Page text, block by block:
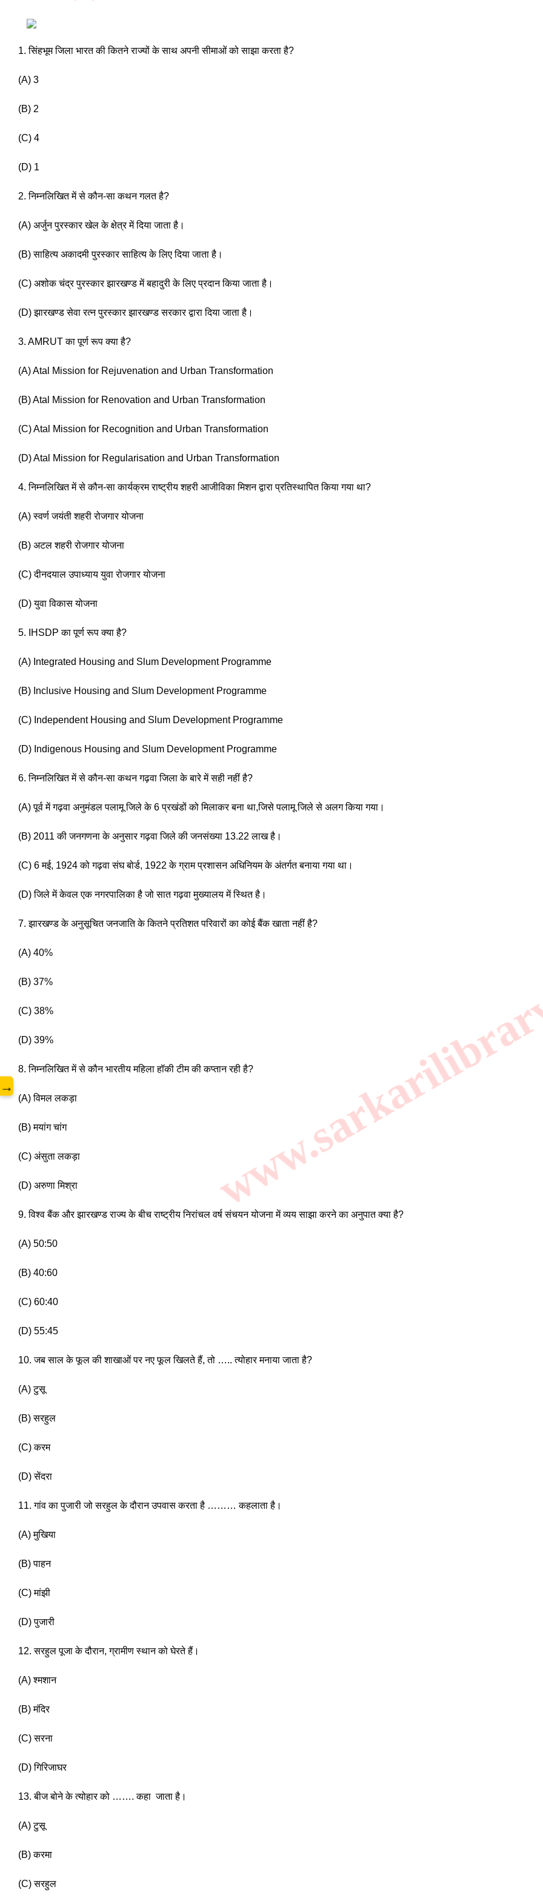
1. सिंहभूम जिला भारत की कितने राज्यों के साथ अपनी सीमाओं को साझा करता है?
(A) 3
(B) 2
(C) 4
(D) 1
2. निम्नलिखित में से कौन-सा कथन गलत है?
(A) अर्जुन पुरस्कार खेल के क्षेत्र में दिया जाता है।
(B) साहित्य अकादमी पुरस्कार साहित्य के लिए दिया जाता है।
(C) अशोक चंद्र पुरस्कार झारखण्ड में बहादुरी के लिए प्रदान किया जाता है।
(D) झारखण्ड सेवा रत्न पुरस्कार झारखण्ड सरकार द्वारा दिया जाता है।
3. AMRUT का पूर्ण रूप क्या है?
(A) Atal Mission for Rejuvenation and Urban Transformation
(B) Atal Mission for Renovation and Urban Transformation
(C) Atal Mission for Recognition and Urban Transformation
(D) Atal Mission for Regularisation and Urban Transformation
4. निम्नलिखित में से कौन-सा कार्यक्रम राष्ट्रीय शहरी आजीविका मिशन द्वारा प्रतिस्थापित किया गया था?
(A) स्वर्ण जयंती शहरी रोजगार योजना
(B) अटल शहरी रोजगार योजना
(C) दीनदयाल उपाध्याय युवा रोजगार योजना
(D) युवा विकास योजना
5. IHSDP का पूर्ण रूप क्या है?
(A) Integrated Housing and Slum Development Programme
(B) Inclusive Housing and Slum Development Programme
(C) Independent Housing and Slum Development Programme
(D) Indigenous Housing and Slum Development Programme
6. निम्नलिखित में से कौन-सा कथन गढ़वा जिला के बारे में सही नहीं है?
(A) पूर्व में गढ़वा अनुमंडल पलामू जिले के 6 प्रखंडों को मिलाकर बना था,जिसे पलामू जिले से अलग किया गया।
(B) 2011 की जनगणना के अनुसार गढ़वा जिले की जनसंख्या 13.22 लाख है।
(C) 6 मई, 1924 को गढ़वा संघ बोर्ड, 1922 के ग्राम प्रशासन अधिनियम के अंतर्गत बनाया गया था।
(D) जिले में केवल एक नगरपालिका है जो सात गढ़वा मुख्यालय में स्थित है।
7. झारखण्ड के अनुसूचित जनजाति के कितने प्रतिशत परिवारों का कोई बैंक खाता नहीं है?
(A) 40%
(B) 37%
(C) 38%
(D) 39%
8. निम्नलिखित में से कौन भारतीय महिला हॉकी टीम की कप्तान रही है?
(A) विमल लकड़ा
(B) मयांग चांग
(C) अंसुता लकड़ा
(D) अरुणा मिश्रा
9. विश्व बैंक और झारखण्ड राज्य के बीच राष्ट्रीय निरांचल वर्ष संचयन योजना में व्यय साझा करने का अनुपात क्या है?
(A) 50:50
(B) 40:60
(C) 60:40
(D) 55:45
10. जब साल के फूल की शाखाओं पर नए फूल खिलते हैं, तो ….. त्योहार मनाया जाता है?
(A) टुसू
(B) सरहुल
(C) करम
(D) सेंदरा
11. गांव का पुजारी जो सरहुल के दौरान उपवास करता है ……… कहलाता है।
(A) मुखिया
(B) पाहन
(C) मांझी
(D) पुजारी
12. सरहुल पूजा के दौरान, ग्रामीण स्थान को घेरते हैं।
(A) श्मशान
(B) मंदिर
(C) सरना
(D) गिरिजाघर
13. बीज बोने के त्योहार को ……. कहा  जाता है।
(A) टुसू
(B) करमा
(C) सरहुल
→